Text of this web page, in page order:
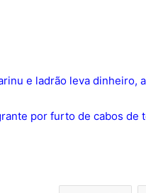
e ladrão leva dinheiro,
por furto de cabos